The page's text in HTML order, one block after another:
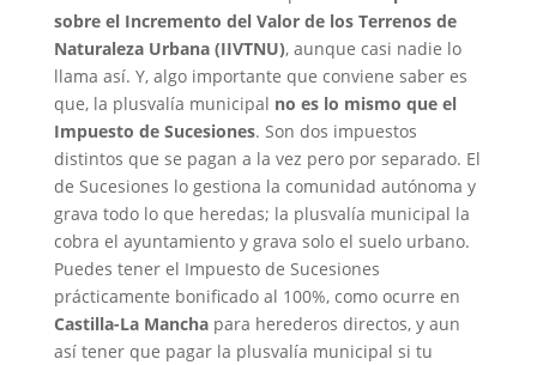
sobre el Incremento del Valor de los Terrenos de
Naturaleza Urbana (IIVTNU), aunque casi nadie lo
llama así. Y, algo importante que conviene saber es
que, la plusvalía municipal no es lo mismo que el
Impuesto de Sucesiones. Son dos impuestos
distintos que se pagan a la vez pero por separado. El
de Sucesiones lo gestiona la comunidad autónoma y
grava todo lo que heredas; la plusvalía municipal la
cobra el ayuntamiento y grava solo el suelo urbano.
Puedes tener el Impuesto de Sucesiones
prácticamente bonificado al 100%, como ocurre en
Castilla-La Manchapara herederos directos, y aun
así tener que pagar la plusvalía municipal si tu